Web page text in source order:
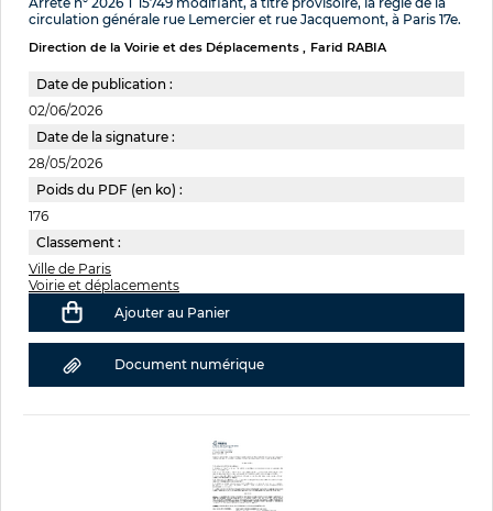
circulation générale rue Lemercier et rue Jacquemont, à Paris 17e.
Direction de la Voirie et des Déplacements Farid RABIA
Date de publication :
02/06/2026
Date de la signature :
28/05/2026
Poids du PDF (en ko) :
176
Classement :
Ville de Paris
Voirie et déplacements
Ajouter au Panier
Document numérique